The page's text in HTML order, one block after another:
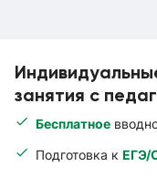
занятия с
Бесплатное
Подготовка к ЕГЭ/